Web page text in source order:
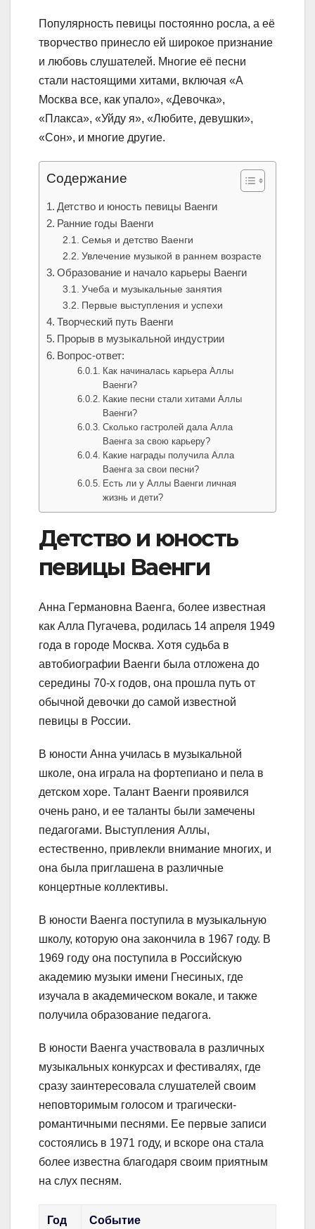
Популярность певицы постоянно росла, а её
творчество принесло ей широкое признание
и любовь слушателей. Многие её песни
стали настоящими хитами, включая «А
Москва все, как упало», «Девочка»,
«Плакса», «Уйду я», «Любите, девушки»,
«Сон», и многие другие.
Содержание
Детство и юность певицы Ваенги
Ранние годы Ваенги
Семья и детство Ваенги
Увлечение музыкой в раннем возрасте
Образование и начало карьеры Ваенги
Учеба и музыкальные занятия
Первые выступления и успехи
Творческий путь Ваенги
Прорыв в музыкальной индустрии
Вопрос-ответ:
Как начиналась карьера Аллы
Ваенги?
Какие песни стали хитами Аллы
Ваенги?
Сколько гастролей дала Алла
Ваенга за свою карьеру?
Какие награды получила Алла
Ваенга за свои песни?
Есть ли у Аллы Ваенги личная
жизнь и дети?
Детство и юность
певицы Ваенги
Анна Германовна Ваенга, более известная
как Алла Пугачева, родилась 14 апреля 1949
года в городе Москва. Хотя судьба в
автобиографии Ваенги была отложена до
середины 70-х годов, она прошла путь от
обычной девочки до самой известной
певицы в России.
В юности Анна училась в музыкальной
школе, она играла на фортепиано и пела в
детском хоре. Талант Ваенги проявился
очень рано, и ее таланты были замечены
педагогами. Выступления Аллы,
естественно, привлекли внимание многих, и
она была приглашена в различные
концертные коллективы.
В юности Ваенга поступила в музыкальную
школу, которую она закончила в 1967 году. В
1969 году она поступила в Российскую
академию музыки имени Гнесиных, где
изучала в академическом вокале, и также
получила образование педагога.
В юности Ваенга участвовала в различных
музыкальных конкурсах и фестивалях, где
сразу заинтересовала слушателей своим
неповторимым голосом и трагически-
романтичными песнями. Ее первые записи
состоялись в 1971 году, и вскоре она стала
более известна благодаря своим приятным
на слух песням.
Год Событие